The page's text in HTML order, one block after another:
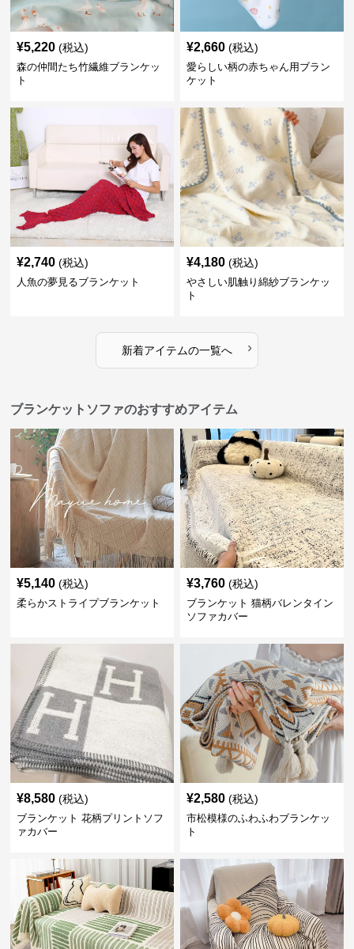
¥5,220 (税込)
森の仲間たち竹繊維ブランケッ
ト
¥2,660 (税込)
愛らしい柄の赤ちゃん用ブラン
ケット
¥2,740 (税込)
人魚の夢見るブランケット
¥4,180 (税込)
やさしい肌触り綿紗ブランケッ
ト
新着アイテムの一覧へ ›
ブランケットソファのおすすめアイテム
¥5,140 (税込)
柔らかストライプブランケット
¥3,760 (税込)
ブランケット 猫柄バレンタイン
ソファカバー
¥8,580 (税込)
ブランケット 花柄プリントソフ
ァカバー
¥2,580 (税込)
市松模様のふわふわブランケッ
ト